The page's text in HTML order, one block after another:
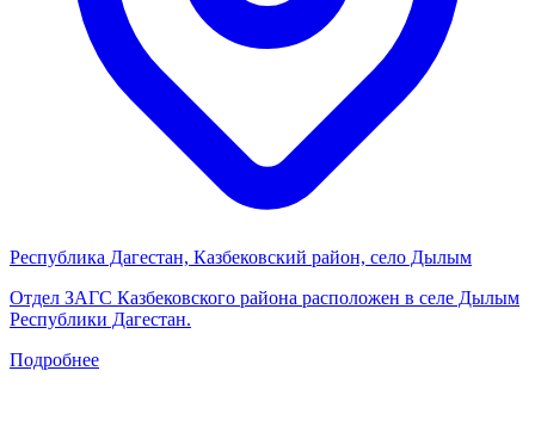
Республика Дагестан, Казбековский район, село Дылым
Отдел ЗАГС Казбековского района расположен в селе Дылым
Республики Дагестан.
Подробнее